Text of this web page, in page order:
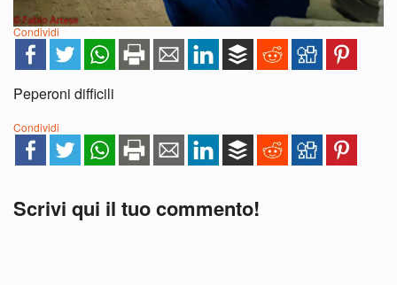
Condividi
Peperoni difficili
Condividi
Scrivi qui il tuo commento!